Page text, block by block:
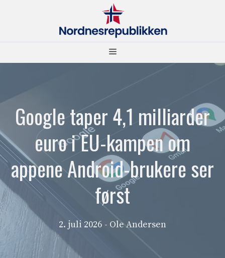
Meny
Google taper 4,1 milliarder
euro i EU-kampen om
appene Android-brukere ser
først
2. juli 2026 - Ole Andersen